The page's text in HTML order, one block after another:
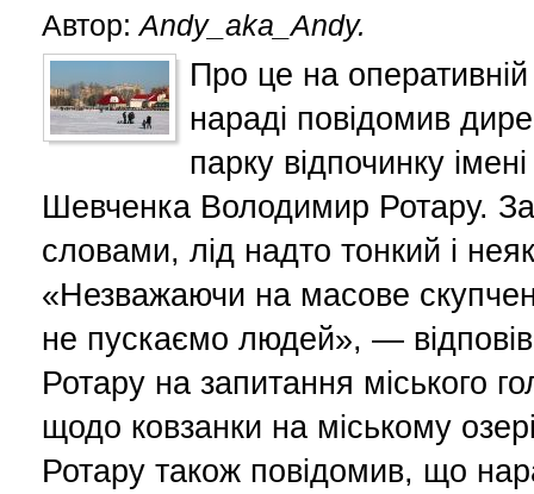
Автор:Andy_aka_Andy.
Про це на оперативній
нараді повідомив
парку відпочинку
Шевченка Володимир Ротару.
словами, лід надто тонкий і
«Незважаючи на масове
не пускаємо людей», — відповів
Ротару на запитання міського
щодо ковзанки на міському
Ротару також повідомив, що